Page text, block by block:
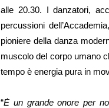
alle 20.30. I danzatori,
percussioni
pioniere della danza
muscolo del corpo umano
tempo è energia pura in
“Ė un grande onore per